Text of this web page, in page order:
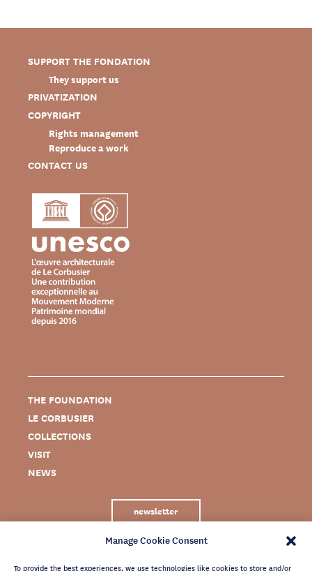
Manage Cookie Consent
To provide the best experiences, we use technologies like cookies to store and/or
SUPPORT THE FONDATION
They support us
PRIVATIZATION
COPYRIGHT
Rights management
Reproduce a work
CONTACT US
THE FOUNDATION
LE CORBUSIER
COLLECTIONS
VISIT
NEWS
newsletter